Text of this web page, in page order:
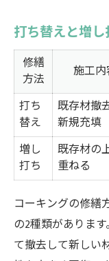
打ち替えと増
修繕
方法
施工
打ち
替え
既存材撤
新規充填
増し
打ち
既存材の
重ねる
コーキングの修繕
の2種類がありま
て撤去して新しい